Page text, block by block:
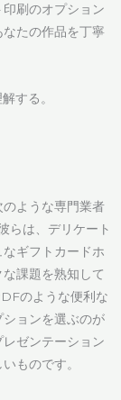
刷のオプション
たの作品を丁寧
する。
ような専門業者
らは、デリケート
ギフトカードホ
課題を熟知して
のような便利な
ョンを選ぶのが
ゼンテーション
ものです。